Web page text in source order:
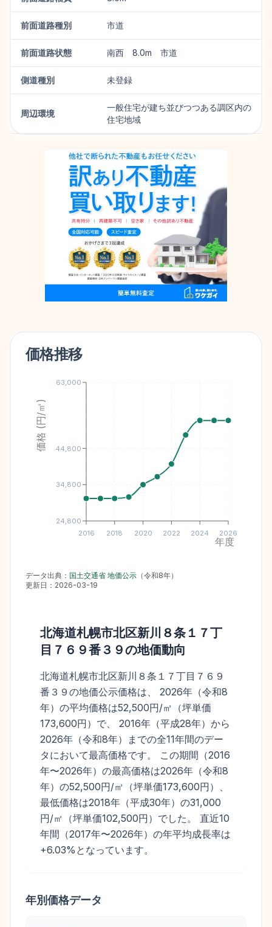
前面道路種別 市道
前面道路状態 南西 8.0m 市道
側道種別 未登録
周辺環境
一般住宅が建ち並びつつある調区内の
住宅地域
価格推移
2016 2018 2020 2022 2024 2026
年度
24,800
34,800
44,800
63,000
価格 (円/㎡)
データ出典： 国土交通省 地価公示 （令和8年）
更新日： 2026-03-19
北海道札幌市北区新川８条１７丁
目７６９番３９の地価動向
北海道札幌市北区新川８条１７丁目７６９
番３９の地価公示価格は、 2026年（令和8
年）の平均価格は52,500円/㎡（坪単価
173,600円）で、 2016年（平成28年）から
2026年（令和8年）までの全11年間のデー
タにおいて最高価格です。 この期間（2016
年〜2026年）の最高価格は2026年（令和8
年）の52,500円/㎡（坪単価173,600円）、
最低価格は2018年（平成30年）の31,000
円/㎡（坪単価102,500円）でした。 直近10
年間（2017年〜2026年）の年平均成長率は
+6.03%となっています。
年別価格データ